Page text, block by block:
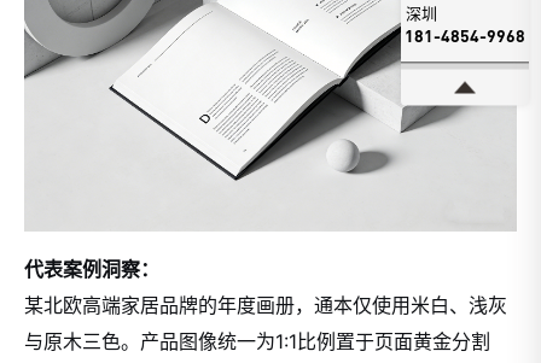
代表案例洞察：
某北欧高端家居品牌的年度画册，通本仅使用米白、浅灰
与原木三色。产品图像统一为1:1比例置于页面黄金分割
深圳
181-4854-9968